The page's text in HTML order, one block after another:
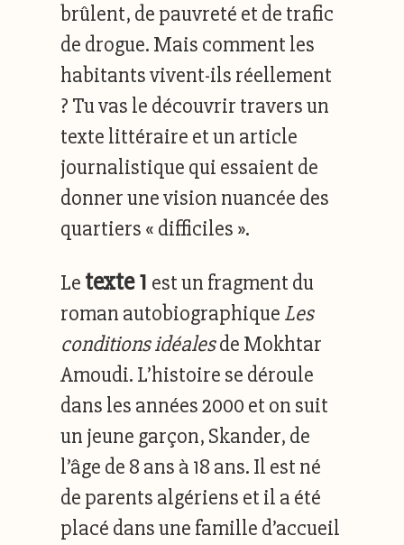
brûlent, de pauvreté et de trafic
de drogue. Mais comment les
habitants vivent-ils réellement
? Tu vas le découvrir travers un
texte littéraire et un article
journalistique qui essaient de
donner une vision nuancée des
quartiers « difficiles ».
Le texte 1 est un fragment du
roman autobiographique Les
conditions idéalesde Mokhtar
Amoudi. L’histoire se déroule
dans les années 2000 et on suit
un jeune garçon, Skander, de
l’âge de 8 ans à 18 ans. Il est né
de parents algériens et il a été
placé dans une famille d’accueil